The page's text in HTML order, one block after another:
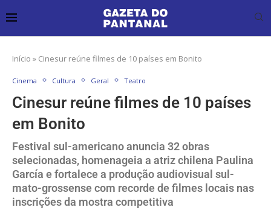
Início » Cinesur reúne filmes de 10 países em Bonito
Cinema Cultura Geral Teatro
Cinesur reúne filmes de 10 países
em Bonito
Festival sul-americano anuncia 32 obras
selecionadas, homenageia a atriz chilena Paulina
García e fortalece a produção audiovisual sul-
mato-grossense com recorde de filmes locais nas
inscrições da mostra competitiva